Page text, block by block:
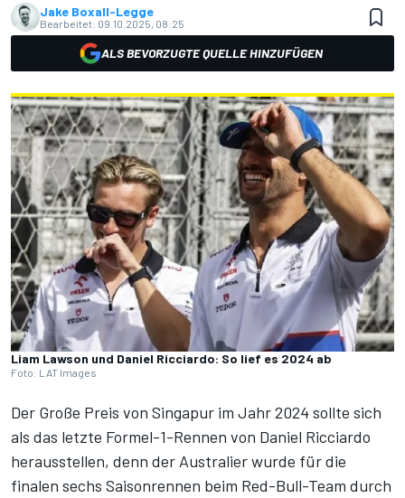
Jake Boxall-Legge
Bearbeitet: 09.10.2025, 08:25
ALS BEVORZUGTE QUELLE HINZUFÜGEN
Liam Lawson und Daniel Ricciardo: So lief es 2024 ab
Foto: LAT Images
Der Große Preis von Singapur im Jahr 2024 sollte sich
als das letzte Formel-1-Rennen von Daniel Ricciardo
herausstellen, denn der Australier wurde für die
finalen sechs Saisonrennen beim Red-Bull-Team durch